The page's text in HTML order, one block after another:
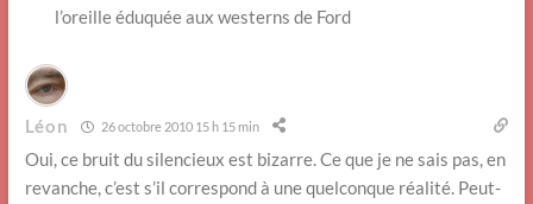
l’oreille éduquée aux westerns de Ford
Léon 26 octobre 2010 15 h 15 min
Oui, ce bruit du silencieux est bizarre. Ce que je ne sais pas, en
revanche, c’est s’il correspond à une quelconque réalité. Peut-